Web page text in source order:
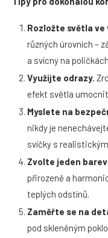
Rozložte světla
různých úrovních –
a svícny na
Využijte odrazy.
efekt světla
Myslete na
nikdy je
svíčky s
Zvolte jeden
přirozeně a
teplých odstínů.
Zaměřte se na
pod skleněným